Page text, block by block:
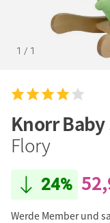
1 / 1
Knorr Baby
Flory
24%
Werde Member und